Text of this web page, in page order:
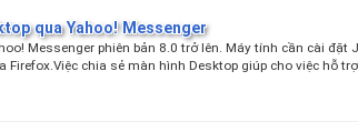
qua Yahoo! Messenger
Messenger phiên bản 8.0 trở lên. Máy tính cần cài đặt
Firefox.Việc chia sẻ màn hình Desktop giúp cho việc hỗ